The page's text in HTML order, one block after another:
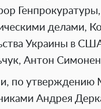
делами,
Украины в
Антон
по
Андрея